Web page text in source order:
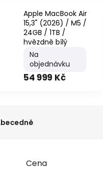
Apple MacBook Air
15,3" (2026) / M5 /
24GB / 1TB /
hvězdně bílý
Na
objednávku
54 999 Kč
Cena